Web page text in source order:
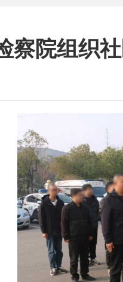
察院组织